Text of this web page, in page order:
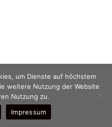
um Dienste auf höchstem
weitere Nutzung der Website
Nutzung zu.
Impressum